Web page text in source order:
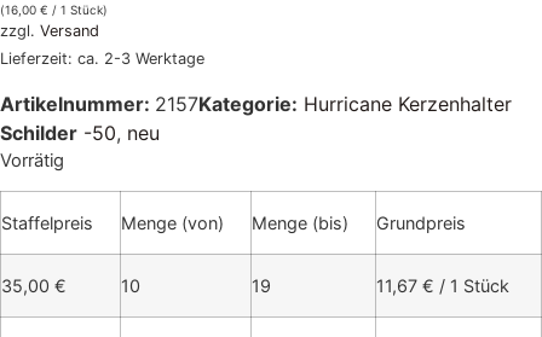
(16,00 € / 1 Stück)
zzgl. Versand
Lieferzeit: ca. 2-3 Werktage
Artikelnummer: 2157Kategorie: Hurricane Kerzenhalter
Schilder -50, neu
Vorrätig
Staffelpreis Menge (von) Menge (bis) Grundpreis
35,00 € 10 19 11,67 € / 1 Stück